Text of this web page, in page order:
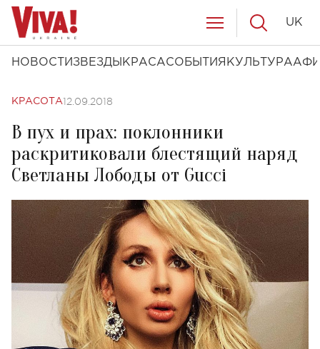
НОВОСТИ ЗВЕЗДЫ КРАСАСОБЫТИЯ КУЛЬТУРА
UK
КРАСОТА12.09.2018
В пух и прах: поклонники
раскритиковали блестящий наряд
Светланы Лободы от Gucci